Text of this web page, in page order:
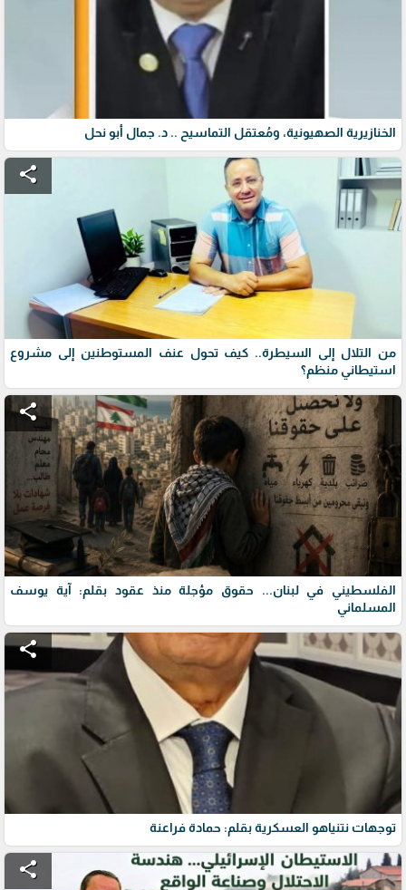
الخنازيرية الصهيونية، ومُعتقل التماسيح .. د. جمال أبو نحل
share
من التلال إلى السيطرة.. كيف تحول عنف المستوطنين إلى مشروع
استيطاني منظم؟
share
الفلسطيني في لبنان... حقوق مؤجلة منذ عقود بقلم: آية يوسف
المسلماني
share
توجهات نتنياهو العسكرية بقلم: حمادة فراعنة
share